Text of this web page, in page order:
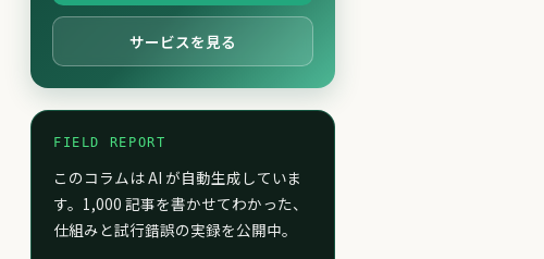
サービスを見る
FIELD REPORT
このコラムは AI が自動生成していま
す。1,000 記事を書かせてわかった、
仕組みと試行錯誤の実録を公開中。